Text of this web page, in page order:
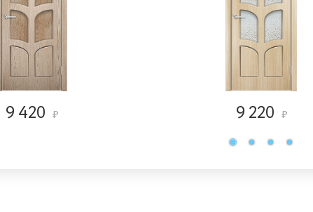
9 420 ₽ 9 220 ₽